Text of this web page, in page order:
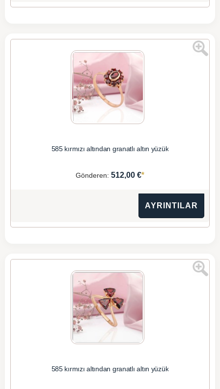
585 kırmızı altından granatlı altın yüzük
Gönderen: 512,00 €*
AYRINTILAR
585 kırmızı altından granatlı altın yüzük